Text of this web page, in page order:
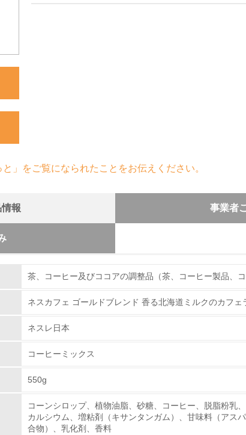
」をご覧になられたことをお伝えください。
報 事業者
に取り組んでまいりました。 2023年9月より、
本取り組みの開始により、静岡エリアから関西エ
年間の二酸化炭素(CO2)排出量は約900トン削減
定めている
茶、コーヒー及びココアの調整品（茶、コーヒー製品、コ
ネスカフェ ゴールドブレンド 香る北海道ミルクのカフェ
ネスレ日本
コーヒーミックス
550g
コーンシロップ、植物油脂、砂糖、コーヒー、脱脂粉乳
カルシウム、増粘剤（キサンタンガム）、甘味料（アス
合物）、乳化剤、香料